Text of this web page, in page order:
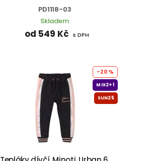
PD1118-03
Skladem
od 549 Kč s DPH
-20%
MIX2+1
SUN25